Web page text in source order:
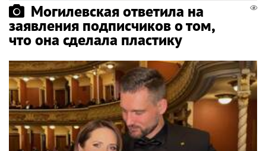
Могилевская ответила на
заявления подписчиков о том,
что она сделала пластику